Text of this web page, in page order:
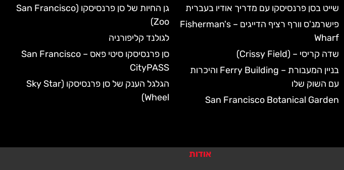
שייט בסן פרנסיסקו עם מדריך אודיו בעברית
פישרמנ'ס וורף רציף הדייגים – Fisherman's
Wharf
שדה קריסי – (Crissy Field)
בניין המעבורת – Ferry Building והיכרות
עם השוק שלו
San Francisco Botanical Garden
גן החיות של סן פרנסיסקו (San Francisco
Zoo)
לגולנד קליפורניה
סן פרנסיסקו סיטי פאס – San Francisco
CityPASS
הגלגל הענק של סן פרנסיסקו (Sky Star
Wheel)
אודות